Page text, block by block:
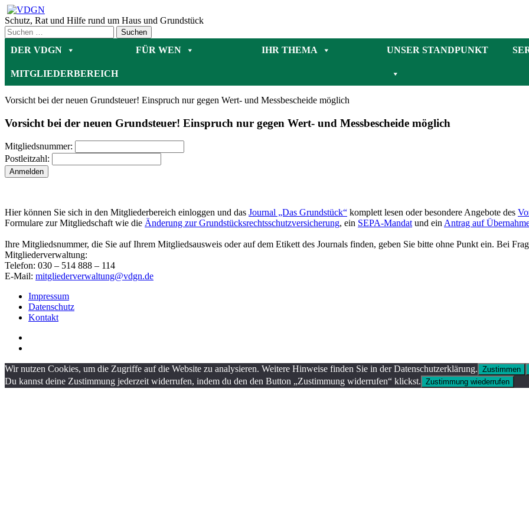
Zum
Inhalt
springen
Schutz, Rat und Hilfe rund um Haus und Grundstück
DER VDGN FÜR WEN IHR THEMA UNSER STANDPUNKT
MITGLIEDERBEREICH
Vorsicht bei der neuen Grundsteuer! Einspruch nur gegen Wert- und Messbescheide möglich
Vorsicht bei der neuen Grundsteuer! Einspruch nur gegen Wert- und Messbescheide möglich
Mitgliedsnummer:
Postleitzahl:
Hier können Sie sich in den Mitgliederbereich einloggen und das Journal „Das Grundstück“ komplett lesen oder besondere Angebote des
Formulare zur Mitgliedschaft wie die Änderung zur Grundstücksrechtsschutzversicherung, ein SEPA-Mandatund einAntrag auf
Ihre Mitgliedsnummer, die Sie auf Ihrem Mitgliedsausweis oder auf dem Etikett des Journals finden, geben Sie bitte ohne Punkt ein. Bei
Mitgliederverwaltung:
Telefon: 030 – 514 888 – 114
E-Mail: mitgliederverwaltung@vdgn.de
Impressum
Datenschutz
Kontakt
Wir nutzen Cookies, um die Zugriffe auf die Website zu analysieren. Weitere Hinweise finden Sie in der Datenschutzerklärung. Zustimmen
Du kannst deine Zustimmung jederzeit widerrufen, indem du den den Button „Zustimmung widerrufen“ klickst. Zustimmung wiederrufen